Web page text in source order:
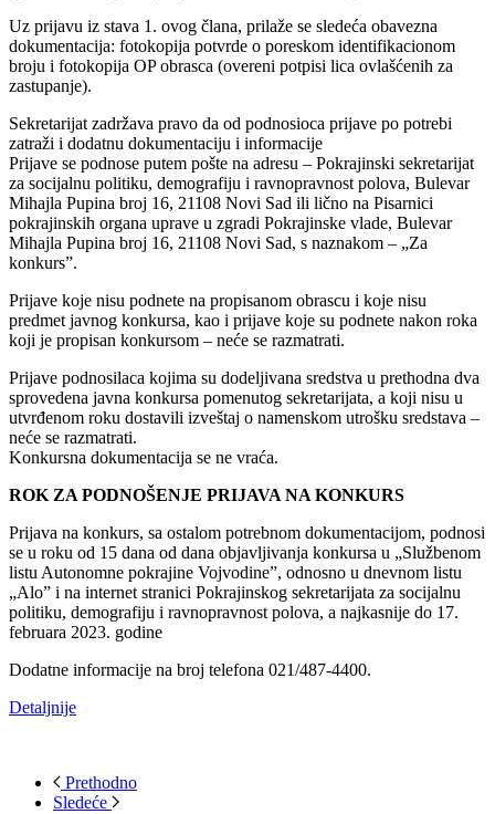
Uz prijavu iz stava 1. ovog člana, prilaže se sledeća obavezna
dokumentacija: fotokopija potvrde o poreskom identifikacionom
broju i fotokopija OP obrasca (overeni potpisi lica ovlašćenih za
zastupanje).
Sekretarijat zadržava pravo da od podnosioca prijave po potrebi
zatraži i dodatnu dokumentaciju i informacije
Prijave se podnose putem pošte na adresu ‒ Pokrajinski sekretarijat
za socijalnu politiku, demografiju i ravnopravnost polova, Bulevar
Mihajla Pupina broj 16, 21108 Novi Sad ili lično na Pisarnici
pokrajinskih organa uprave u zgradi Pokrajinske vlade, Bulevar
Mihajla Pupina broj 16, 21108 Novi Sad, s naznakom ‒ „Za
konkurs”.
Prijave koje nisu podnete na propisanom obrascu i koje nisu
predmet javnog konkursa, kao i prijave koje su podnete nakon roka
koji je propisan konkursom ‒ neće se razmatrati.
Prijave podnosilaca kojima su dodeljivana sredstva u prethodna dva
sprovedena javna konkursa pomenutog sekretarijata, a koji nisu u
utvrđenom roku dostavili izveštaj o namenskom utrošku sredstava ‒
neće se razmatrati.
Konkursna dokumentacija se ne vraća.
ROK ZA PODNOŠENJE PRIJAVA NA KONKURS
Prijava na konkurs, sa ostalom potrebnom dokumentacijom, podnosi
se u roku od 15 dana od dana objavljivanja konkursa u „Službenom
listu Autonomne pokrajine Vojvodine”, odnosno u dnevnom listu
„Alo” i na internet stranici Pokrajinskog sekretarijata za socijalnu
politiku, demografiju i ravnopravnost polova, a najkasnije do 17.
februara 2023. godine
Dodatne informacije na broj telefona 021/487-4400.
Detaljnije
Prethodno
Sledeće